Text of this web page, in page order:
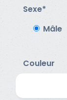
Sexe*
Mâle
Couleur